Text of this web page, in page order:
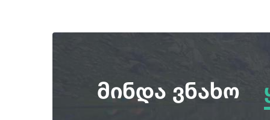
მინდა ვნახო